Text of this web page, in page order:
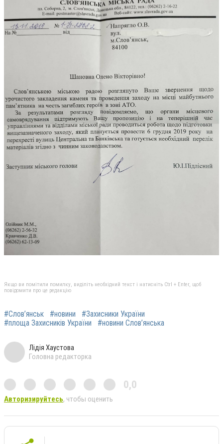
Якщо ви помітили помилку, виділіть необхідний текст і натисніть Ctrl + Enter, щоб
повідомити про це редакцію
#Слов’янськ #новини
#Захисники України
#площа Захисників України
#новини Слов’янська
Лідія Хаустова
Головна редакторка
0,0
Авторизируйтесь, чтобы оценить